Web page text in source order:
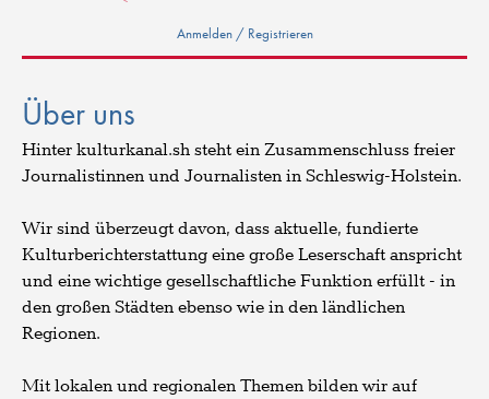
Anmelden / Registrieren
Über uns
Hinter kulturkanal.sh steht ein Zusammenschluss freier
Journalistinnen und Journalisten in Schleswig-Holstein.
Wir sind überzeugt davon, dass aktuelle, fundierte
Kulturberichterstattung eine große Leserschaft anspricht
und eine wichtige gesellschaftliche Funktion erfüllt - in
den großen Städten ebenso wie in den ländlichen
Regionen.
Mit lokalen und regionalen Themen bilden wir auf